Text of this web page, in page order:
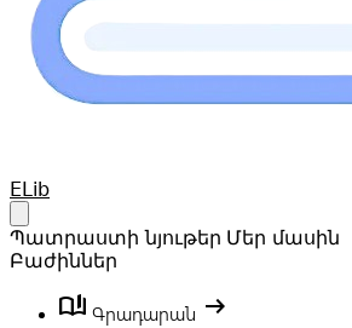
Your Company
ELib
Պատրաստի նյութեր Մեր մասին
Բաժիններ
book_ribbon Գրադարան arrow_right_alt